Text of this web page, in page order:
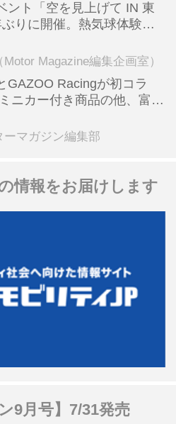
ント「空を見上げて IN 東
りに開催。熱気球体験搭
Magazine編集企画室）
GAZOO Racingが初コラ
ニカー付き商品の他、富士
などを展開
ーマガジン編集部
情報をお届けします
9月号】7/31発売